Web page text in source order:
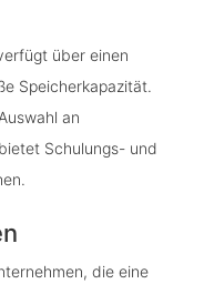
über einen
Speicherkapazität.
an
Schulungs- und
die eine